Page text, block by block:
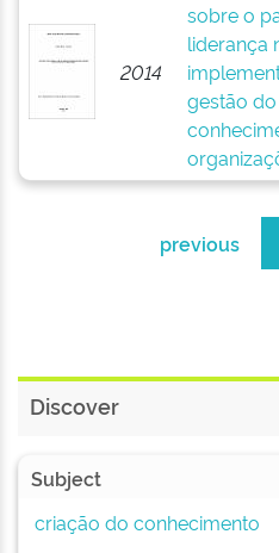
2014
sobre o
liderança
gestão do
previous
Discover
Subject
criação do conhecimento